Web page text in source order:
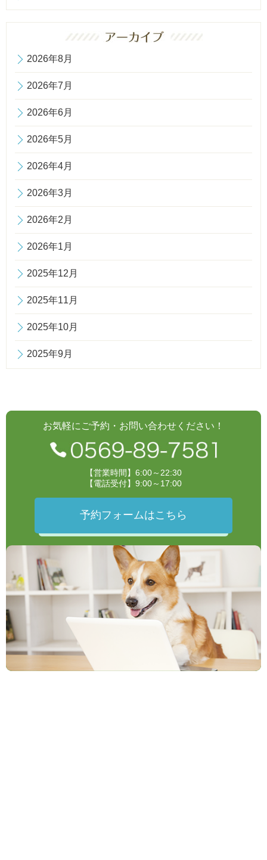
2026年8月
2026年7月
2026年6月
2026年5月
2026年4月
2026年3月
2026年2月
2026年1月
2025年12月
2025年11月
2025年10月
2025年9月
お気軽にご予約・お問い合わせください！
【営業時間】6:00～22:30
【電話受付】9:00～17:00
予約フォームはこちら